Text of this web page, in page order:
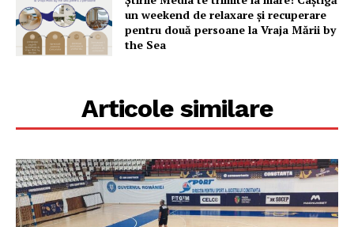
un weekend de relaxare și recuperare
pentru două persoane la Vraja Mării by
the Sea
Articole similare